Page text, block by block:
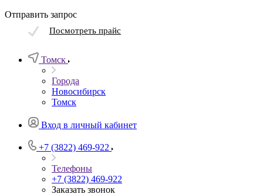
Отправить запрос
Посмотреть прайс
Томск
Города
Новосибирск
Томск
Вход в личный кабинет
+7 (3822) 469-922
Телефоны
+7 (3822) 469-922
Заказать звонок